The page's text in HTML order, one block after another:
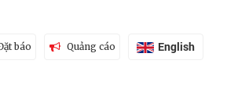
báo Quảng cáo English